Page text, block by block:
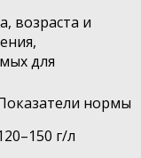
возраста и
для
нормы
г/л